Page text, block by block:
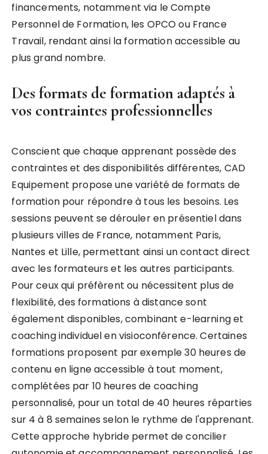
financements, notamment via le Compte
Personnel de Formation, les OPCO ou France
Travail, rendant ainsi la formation accessible au
plus grand nombre.
Des formats de formation adaptés à
vos contraintes professionnelles
Conscient que chaque apprenant possède des
contraintes et des disponibilités différentes, CAD
Equipement propose une variété de formats de
formation pour répondre à tous les besoins. Les
sessions peuvent se dérouler en présentiel dans
plusieurs villes de France, notamment Paris,
Nantes et Lille, permettant ainsi un contact direct
avec les formateurs et les autres participants.
Pour ceux qui préfèrent ou nécessitent plus de
flexibilité, des formations à distance sont
également disponibles, combinant e-learning et
coaching individuel en visioconférence. Certaines
formations proposent par exemple 30 heures de
contenu en ligne accessible à tout moment,
complétées par 10 heures de coaching
personnalisé, pour un total de 40 heures réparties
sur 4 à 8 semaines selon le rythme de l'apprenant.
Cette approche hybride permet de concilier